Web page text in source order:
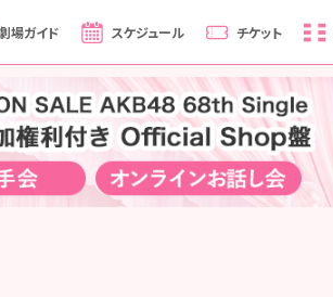
場ガイド スケジュール チケット